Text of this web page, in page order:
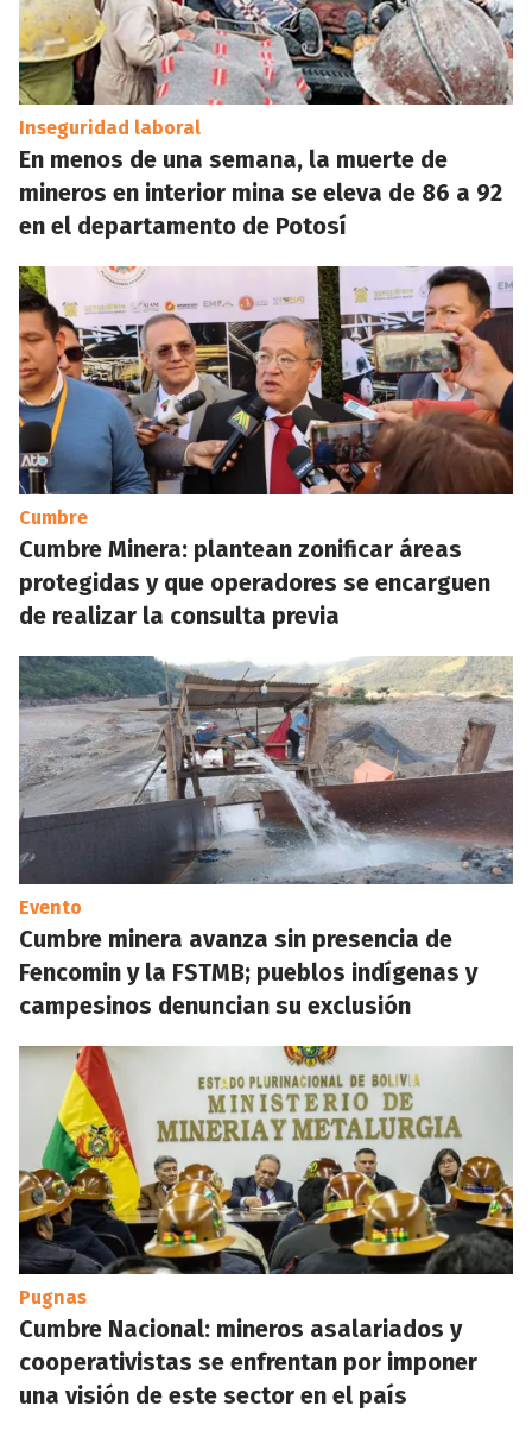
Inseguridad laboral
En menos de una semana, la muerte de
mineros en interior mina se eleva de 86 a 92
en el departamento de Potosí
Cumbre
Cumbre Minera: plantean zonificar áreas
protegidas y que operadores se encarguen
de realizar la consulta previa
Evento
Cumbre minera avanza sin presencia de
Fencomin y la FSTMB; pueblos indígenas y
campesinos denuncian su exclusión
Pugnas
Cumbre Nacional: mineros asalariados y
cooperativistas se enfrentan por imponer
una visión de este sector en el país